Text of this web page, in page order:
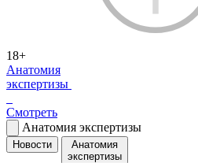
18+
Анатомия
экспертизы
Смотреть
Анатомия экспертизы
Новости
Анатомия
экспертизы